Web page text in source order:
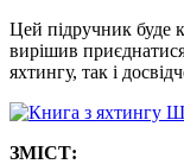
Цей підручник буде
вирішив
яхтингу, так і
ЗМІСТ: